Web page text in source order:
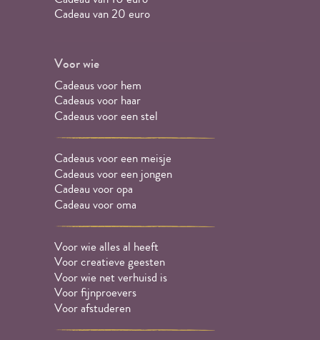
Cadeau van 20 euro
Voor wie
Cadeaus voor hem
Cadeaus voor haar
Cadeaus voor een stel
Cadeaus voor een meisje
Cadeaus voor een jongen
Cadeau voor opa
Cadeau voor oma
Voor wie alles al heeft
Voor creatieve geesten
Voor wie net verhuisd is
Voor fijnproevers
Voor afstuderen